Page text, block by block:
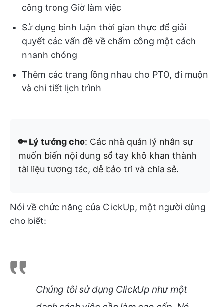
công trong Giờ làm việc
Sử dụng bình luận thời gian thực để giải
quyết các vấn đề về chấm công một cách
nhanh chóng
Thêm các trang lồng nhau cho PTO, đi muộn
và chi tiết lịch trình
🔑 Lý tưởng cho: Các nhà quản lý nhân sự
muốn biến nội dung sổ tay khô khan thành
tài liệu tương tác, dễ bảo trì và chia sẻ.
Nói về chức năng của ClickUp, một người dùng
cho biết:
Chúng tôi sử dụng ClickUp như một